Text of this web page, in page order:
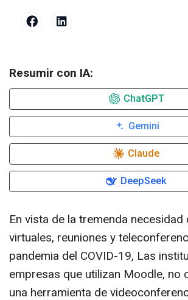
Resumir con IA:
ChatGPT
Gemini
Claude
DeepSeek
En vista de la tremenda necesidad
virtuales, reuniones y
pandemia del COVID-19, Las
empresas que utilizan Moodle, no
una herramienta de